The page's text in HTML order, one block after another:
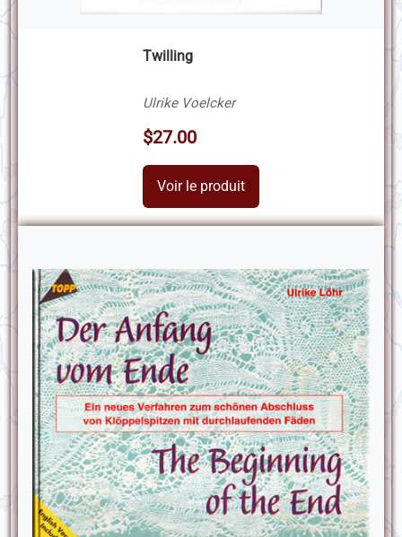
Twilling
Ulrike Voelcker
$27.00
Voir le produit